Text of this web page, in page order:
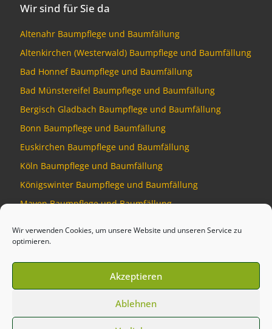
Wir verwenden Cookies, um unsere Website und unseren Service zu
optimieren.
Akzeptieren
Ablehnen
Wir sind für Sie da
Altenahr Baumpflege und Baumfällung
Altenkirchen (Westerwald) Baumpflege und Baumfällung
Bad Honnef Baumpflege und Baumfällung
Bad Münstereifel Baumpflege und Baumfällung
Bergisch Gladbach Baumpflege und Baumfällung
Bonn Baumpflege und Baumfällung
Euskirchen Baumpflege und Baumfällung
Köln Baumpflege und Baumfällung
Königswinter Baumpflege und Baumfällung
Mayen Baumpflege und Baumfällung
Baumdienst Siebengebirge
Developed by Talking Pixel